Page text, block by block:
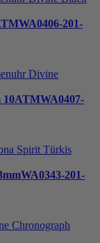
WA0406-201-
10ATMWA0407-
WA0343-201-